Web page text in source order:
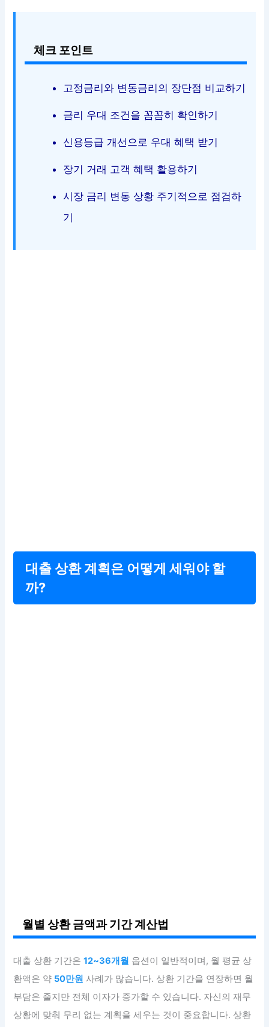
체크 포인트
고정금리와 변동금리의 장단점 비교하기
금리 우대 조건을 꼼꼼히 확인하기
신용등급 개선으로 우대 혜택 받기
장기 거래 고객 혜택 활용하기
시장 금리 변동 상황 주기적으로 점검하
기
대출 상환 계획은 어떻게 세워야 할
까?
월별 상환 금액과 기간 계산법
대출 상환 기간은12~36개월 옵션이 일반적이며, 월 평균 상
환액은 약 50만원 사례가 많습니다. 상환 기간을 연장하면 월
부담은 줄지만 전체 이자가 증가할 수 있습니다. 자신의 재무
상황에 맞춰 무리 없는 계획을 세우는 것이 중요합니다. 상환